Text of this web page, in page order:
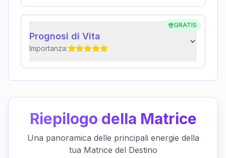
GRATIS
Prognosi di Vita
Importanza:
Riepilogo della Matrice
Una panoramica delle principali energie della
tua Matrice del Destino